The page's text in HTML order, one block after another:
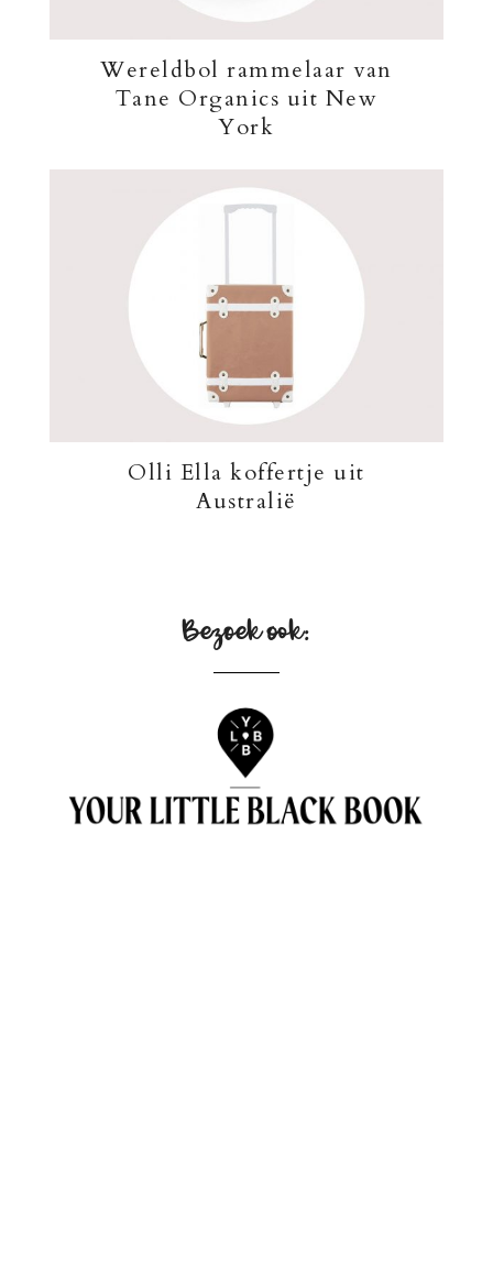
Wereldbol rammelaar van
Tane Organics uit New
York
Olli Ella koffertje uit
Australië
Bezoek ook: